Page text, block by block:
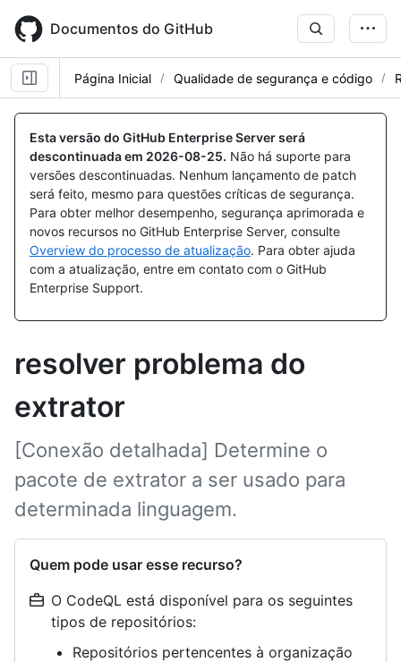
main
content
Documentos do GitHub
Página Inicial Qualidade de segurança e código
Esta versão do GitHub Enterprise Server será
descontinuada em 2026-08-25. Não há suporte para
versões descontinuadas. Nenhum lançamento de patch
será feito, mesmo para questões críticas de segurança.
Para obter melhor desempenho, segurança aprimorada e
novos recursos no GitHub Enterprise Server, consulte
Overview do processo de atualização. Para obter ajuda
com a atualização, entre em contato com o GitHub
Enterprise Support.
resolver problema do
extrator
[Conexão detalhada] Determine o
pacote de extrator a ser usado para
determinada linguagem.
Quem pode usar esse recurso?
O CodeQL está disponível para os seguintes
tipos de repositórios:
Repositórios pertencentes à organização